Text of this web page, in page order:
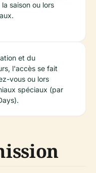
saison ou lors
et du
l'accès se fait
vous ou lors
spéciaux (par